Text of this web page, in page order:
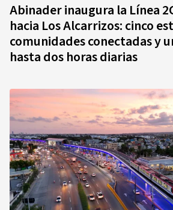
Abinader inaugura la Línea
hacia Los Alcarrizos: cinco
comunidades conectadas y
hasta dos horas diarias